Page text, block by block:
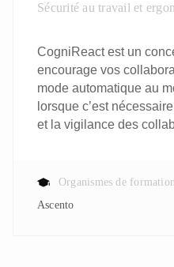
Sécurité au travail et
CogniReact est un
encourage vos
mode automatique au
lorsque c’est
et la vigilance des
Organismes de formation
Ascento